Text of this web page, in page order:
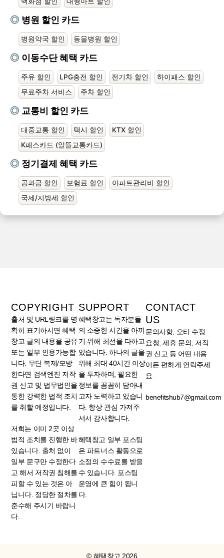
병원 할인 카드
병원약국 할인 동물병원 할인
이동수단 혜택 카드
주유 할인 LPG충전 할인 전기차 할인
하이패스 할인
무료주차 서비스
주차 할인
교통비 할인 카드
대중교통 할인 택시 할인
KTX 할인
K패스카드 (알뜰교통카드)
정기결제 혜택 카드
공과금 할인 보험료 할인
아파트관리비 할인
국세/지방세 할인
COPYRIGHT
출처 및 URL링크를 명
확히 표기하시면 혜택
창고 글의 내용을 공유
또는 일부 인용가능합
니다. 무단 복제/모방
한다면 검색엔진 저작
권 신고 및 법무법인을
통한 강력한 법적 조치
를 취할 예정입니다.
저희는 이미 2곳 이상
법적 조치를 진행한 바
있습니다. 출처 없이
일부 문구만 수정한다
고 해서 저작권 침해를
피할 수 있는 것은 아
닙니다. 정당한 절차를
준수해 주시기 바랍니
다.
SUPPORT
혜택창고는 독자분들
의 소중한 시간을 아끼
기 위해 최선을 다하고
있습니다. 하나의 글을
위해 최대 40시간 이상
을 투자하며, 필요한
정보를 꼼꼼히 담아내
고자 노력하고 있습니
다. 항상 관심 가져주
셔서 감사합니다.
혜택창고 일부 포스팅
은 파트너스 활동으로
소정의 수수료를 받을
수 있습니다. 포스팅
운영에 큰 힘이 됩니
다.
CONTACT
US
문의사항, 오타 수정
요청, 제휴 문의, 저작
권 신고 등 어떤 내용
이든 편하게 연락주세
요.
benefitshub7@gmail.com
© 혜택창고 2026